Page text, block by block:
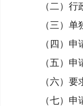
（二）行政
（三）单独
（四）申请
（五）申请
（六）要求
（七）申请